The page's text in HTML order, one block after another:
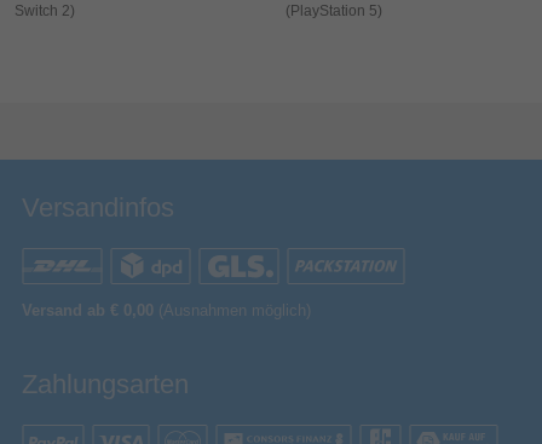
Switch 2)
(PlayStation 5)
Versandinfos
Versand ab € 0,00 (Ausnahmen möglich)
Zahlungsarten